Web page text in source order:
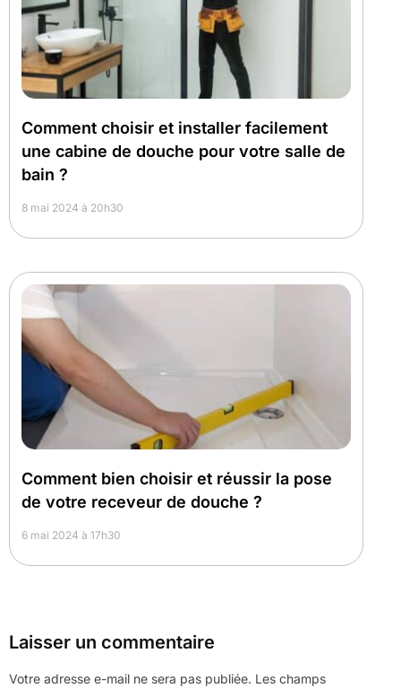
Comment choisir et installer facilement
une cabine de douche pour votre salle de
bain ?
8 mai 2024 à 20h30
Comment bien choisir et réussir la pose
de votre receveur de douche ?
6 mai 2024 à 17h30
Laisser un commentaire
Votre adresse e-mail ne sera pas publiée. Les champs